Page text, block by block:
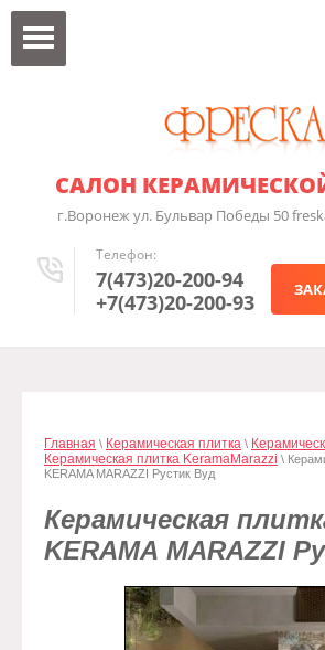
САЛОН
г.Воронеж ул. Бульвар Победы 50
Телефон:
7(473)20-200-94
+7(473)20-200-93
Главная \ Керамическая плитка \
Керамическая плитка KeramaMarazzi \
KERAMA MARAZZI Рустик Вуд
Керамическая
KERAMA MARAZZI